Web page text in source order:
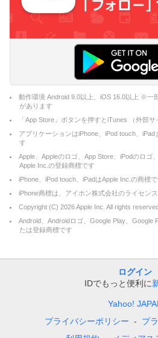
動作環境 Android 9.0以上、iOS 16.0以上 ※一
があります
「App Store」ボタンを押すとiTunes （外部
アプリケーションはiPhone、iPod touch、
す
Apple、Appleのロゴ、App Store、iPodのロゴ
Apple Inc.の登録商標です
iPhone、iPod touch、iPadはApple Inc.の商標で
iPhone商標は、アイホン株式会社のライセン
Copyright (C) 2026Apple Inc. All rights
Android、Androidロゴ、Google Play、Google
たは登録商標です
ログイン
IDでもっと便利に
Yahoo!
プライバシーポリシー
プ